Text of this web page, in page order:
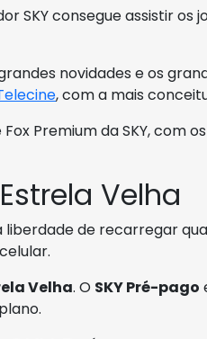
SKY consegue assistir os
novidades e os
, com a mais
Fox Premium da SKY, com
Velha
liberdade de recarregar
Velha. O SKY Pré-pago